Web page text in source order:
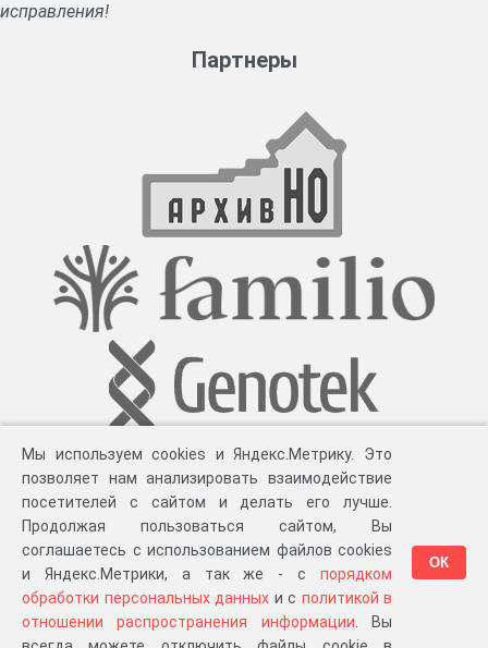
исправления!
Партнеры
Разработка компании «Великіе предки», 2023-2026 гг. Блог.Суть проекта
Персональные данные.Распространение информации.ЧаВО.Сборка 111.37
Мы используем cookies и Яндекс.Метрику. Это
позволяет нам анализировать взаимодействие
посетителей с сайтом и делать его лучше.
Продолжая пользоваться сайтом, Вы
соглашаетесь с использованием файлов cookies
и Яндекс.Метрики, а так же - с порядком
обработки персональных данных и с политикой в
отношении распространения информации . Вы
ОК